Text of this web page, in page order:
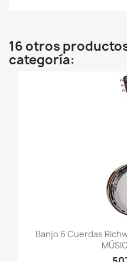
16 otros
categoría:
Banjo 6 Cuerdas